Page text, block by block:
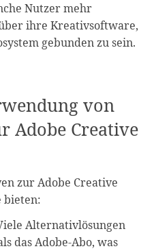
Nutzer mehr
ihre Kreativsoftware,
gebunden zu sein.
von
Adobe Creative
zur Adobe Creative
bieten:
Alternativlösungen
das Adobe-Abo, was